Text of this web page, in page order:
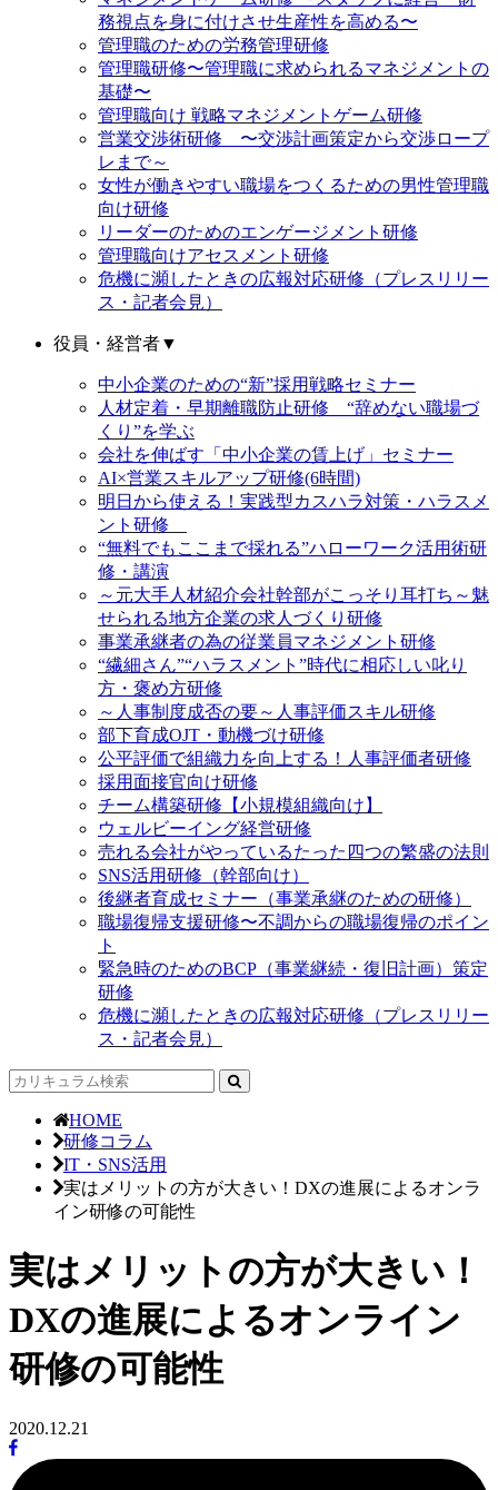
務視点を身に付けさせ生産性を高める〜
管理職のための労務管理研修
管理職研修〜管理職に求められるマネジメントの
基礎〜
管理職向け 戦略マネジメントゲーム研修
営業交渉術研修 〜交渉計画策定から交渉ロープ
レまで～
女性が働きやすい職場をつくるための男性管理職
向け研修
リーダーのためのエンゲージメント研修
管理職向けアセスメント研修
危機に瀕したときの広報対応研修（プレスリリー
ス・記者会見）
役員・経営者▼
中小企業のための“新”採用戦略セミナー
人材定着・早期離職防止研修 “辞めない職場づ
くり”を学ぶ
会社を伸ばす「中小企業の賃上げ」セミナー
AI×営業スキルアップ研修(6時間)
明日から使える！実践型カスハラ対策・ハラスメ
ント研修
“無料でもここまで採れる”ハローワーク活用術研
修・講演
～元大手人材紹介会社幹部がこっそり耳打ち～魅
せられる地方企業の求人づくり研修
事業承継者の為の従業員マネジメント研修
“繊細さん”“ハラスメント”時代に相応しい叱り
方・褒め方研修
～人事制度成否の要～人事評価スキル研修
部下育成OJT・動機づけ研修
公平評価で組織力を向上する！人事評価者研修
採用面接官向け研修
チーム構築研修【小規模組織向け】
ウェルビーイング経営研修
売れる会社がやっているたった四つの繁盛の法則
SNS活用研修（幹部向け）
後継者育成セミナー（事業承継のための研修）
職場復帰支援研修〜不調からの職場復帰のポイン
ト
緊急時のためのBCP（事業継続・復旧計画）策定
研修
危機に瀕したときの広報対応研修（プレスリリー
ス・記者会見）
HOME
研修コラム
IT・SNS活用
実はメリットの方が大きい！DXの進展によるオンラ
イン研修の可能性
実はメリットの方が大きい！
DXの進展によるオンライン
研修の可能性
2020.12.21